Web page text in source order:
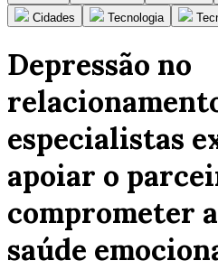
Cidades
Tecnologia
Depressão no
especialistas
apoiar o
comprometer
saúde